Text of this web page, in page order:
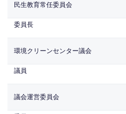
民生教育常任委員会
委員長
環境クリーンセンター議会
議員
議会運営委員会